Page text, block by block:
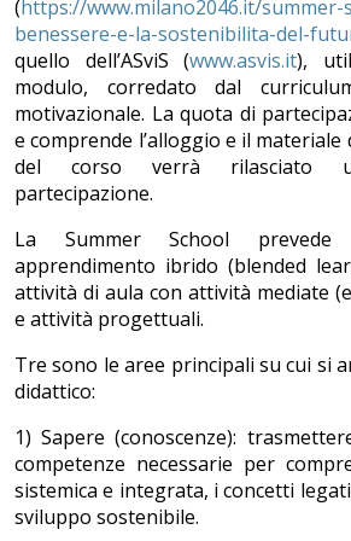
(https://www.milano2046.it/summer-
benessere-e-la-sostenibilita-del-
quello dell’ASviS (www.asvis.it),
modulo, corredato dal
motivazionale. La quota di
e comprende l’alloggio e il materiale
del corso verrà rilasciato
partecipazione.
La Summer School
apprendimento ibrido (blended
attività di aula con attività mediate
e attività progettuali.
Tre sono le aree principali su cui si
didattico:
1) Sapere (conoscenze):
competenze necessarie per
sistemica e integrata, i concetti
sviluppo sostenibile.